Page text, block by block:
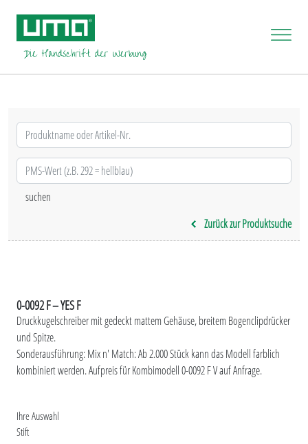
Zurück zur Produktsuche
0-0092 F – YES F
Druckkugelschreiber mit gedeckt mattem Gehäuse, breitem Bogenclipdrücker
und Spitze.
Sonderausführung: Mix n' Match: Ab 2.000 Stück kann das Modell farblich
kombiniert werden. Aufpreis für Kombimodell 0-0092 F V auf Anfrage.
Ihre Auswahl
Stift